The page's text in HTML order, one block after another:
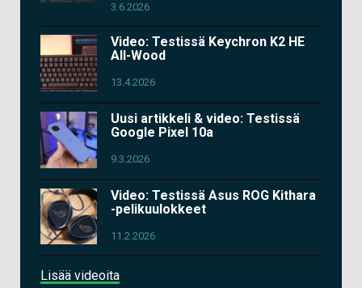
3.6.2026
Video: Testissä Keychron K2 HE
All-Wood
13.4.2026
Uusi artikkeli & video: Testissä
Google Pixel 10a
9.3.2026
Video: Testissä Asus ROG Kithara
-pelikuulokkeet
11.2.2026
Lisää videoita